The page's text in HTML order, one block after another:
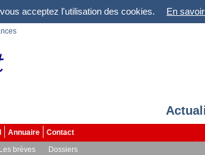
acceptez l'utilisation des cookies. En
Annuaire
Contact
Les brèves Dossiers